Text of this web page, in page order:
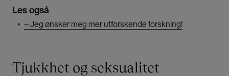
Les også
▪ – Jeg ønsker meg mer utforskende forskning!
Tjukkhet og seksualitet